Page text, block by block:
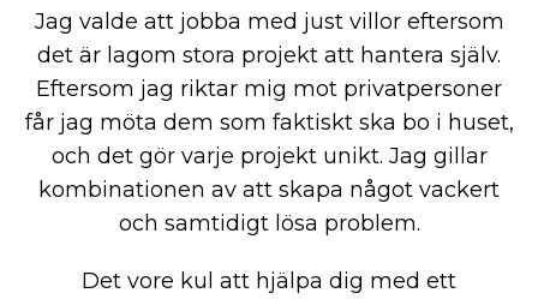
Jag valde att jobba med just villor eftersom
det är lagom stora projekt att hantera själv.
Eftersom jag riktar mig mot privatpersoner
får jag möta dem som faktiskt ska bo i huset,
och det gör varje projekt unikt. Jag gillar
kombinationen av att skapa något vackert
och samtidigt lösa problem.
Det vore kul att hjälpa dig med ett